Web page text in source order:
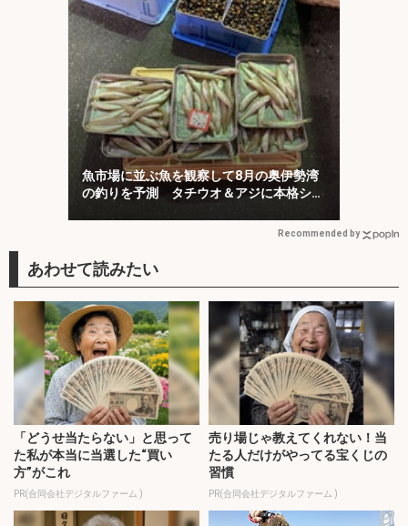
魚市場に並ぶ魚を観察して8月の奥伊勢湾
の釣りを予測 タチウオ＆アジに本格シー
Recommended by
「どうせ当たらない」と思って
た私が本当に当選した“買い
方”がこれ
PR(合同会社デジタルファーム )
売り場じゃ教えてくれない！当
たる人だけがやってる宝くじの
習慣
PR(合同会社デジタルファーム )